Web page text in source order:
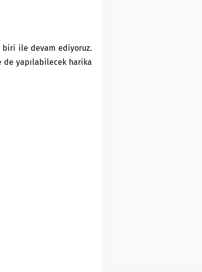
biri ile devam ediyoruz.
de yapılabilecek harika